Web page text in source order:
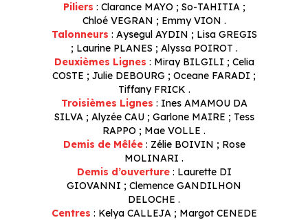
Piliers : Clarance MAYO ; So-TAHITIA ;
Chloé VEGRAN ; Emmy VION .
Talonneurs : Aysegul AYDIN ; Lisa GREGIS
; Laurine PLANES ; Alyssa POIROT .
Deuxièmes Lignes : Miray BILGILI ; Celia
COSTE ; Julie DEBOURG ; Oceane FARADI ;
Tiffany FRICK .
Troisièmes Lignes : Ines AMAMOU DA
SILVA ; Alyzée CAU ; Garlone MAIRE ; Tess
RAPPO ; Mae VOLLE .
Demis de Mêlée: Zélie BOIVIN ; Rose
MOLINARI .
Demis d’ouverture: Laurette DI
GIOVANNI ; Clemence GANDILHON
DELOCHE .
Centres : Kelya CALLEJA ; Margot CENEDE